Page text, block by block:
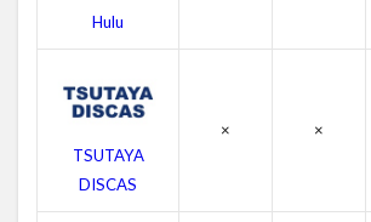
無
動
画
一
2.1
Hulu
TSUTAYA
DISCAS
× ×